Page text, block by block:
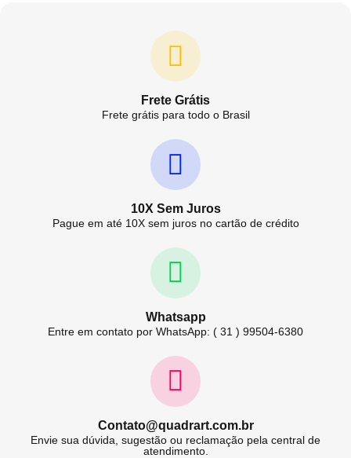
Frete Grátis
Frete grátis para todo o Brasil
10X Sem Juros
Pague em até 10X sem juros no cartão de crédito
Whatsapp
Entre em contato por WhatsApp: ( 31 ) 99504-6380
Contato@quadrart.com.br
Envie sua dúvida, sugestão ou reclamação pela central de
atendimento.